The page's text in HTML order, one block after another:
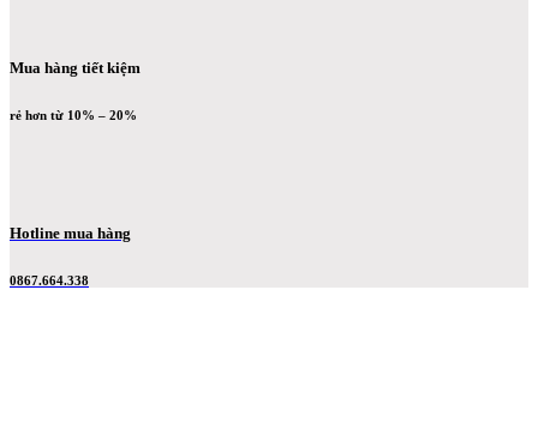
Mua hàng tiết kiệm
rẻ hơn từ 10% – 20%
Hotline mua hàng
0867.664.338